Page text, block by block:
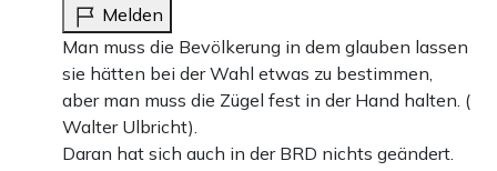
Melden
Man muss die Bevölkerung in dem glauben lassen
sie hätten bei der Wahl etwas zu bestimmen,
aber man muss die Zügel fest in der Hand halten. (
Walter Ulbricht).
Daran hat sich auch in der BRD nichts geändert.